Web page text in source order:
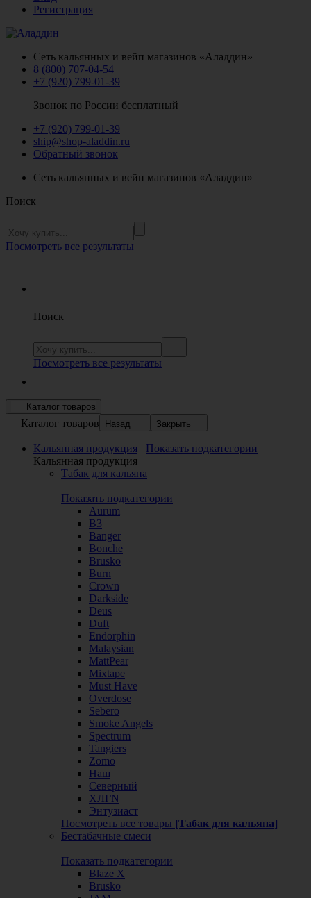
Регистрация
Сеть кальянных и вейп магазинов «Аладдин»
8 (800) 707-04-54
+7 (920) 799-01-39
Звонок по России бесплатный
+7 (920) 799-01-39
ship@shop-aladdin.ru
Обратный звонок
Сеть кальянных и вейп магазинов «Аладдин»
Поиск
Посмотреть все результаты
Поиск
Посмотреть все результаты
Каталог товаров
Каталог товаров Назад Закрыть
Кальянная продукция
Показать подкатегории
Кальянная продукция
Табак для кальяна
Показать подкатегории
Aurum
B3
Banger
Bonche
Brusko
Burn
Crown
Darkside
Deus
Duft
Endorphin
Malaysian
MattPear
Mixtape
Must Have
Overdose
Sebero
Smoke Angels
Spectrum
Tangiers
Zomo
Наш
Северный
ХЛГN
Энтузиаст
Посмотреть все товары [Табак для кальяна]
Бестабачные смеси
Показать подкатегории
Blaze X
Brusko